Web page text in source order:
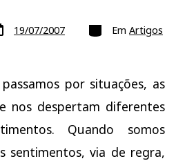
19/07/2007 Categorias
Em Artigos
por situações, as
nos despertam diferentes
Quando somos
sentimentos, via de regra,